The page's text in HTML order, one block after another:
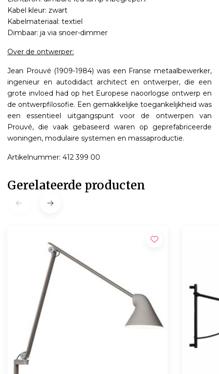
Kabel kleur: zwart
Kabelmateriaal: textiel
Dimbaar: ja via snoer-dimmer
Over de ontwerper:
Jean Prouvé (1909-1984) was een Franse metaalbewerker,
ingenieur en autodidact architect en ontwerper, die een
grote invloed had op het Europese naoorlogse ontwerp en
de ontwerpfilosofie. Een gemakkelijke toegankelijkheid was
een essentieel uitgangspunt voor de ontwerpen van
Prouvé, die vaak gebaseerd waren op geprefabriceerde
woningen, modulaire systemen en massaproductie.
Artikelnummer: 412 399 00
Gerelateerde producten